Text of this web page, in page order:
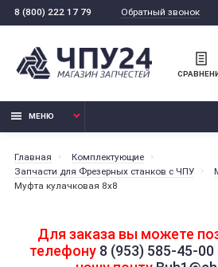
8 (800) 222 17 79 Обратный звонок
МЕНЮ
Главная
Комплектующие
Запчасти для Фрезерных станков с ЧПУ
Муфта кулачковая 8х8
Для заказа вы можете
телефону 8 (953) 585-45-00